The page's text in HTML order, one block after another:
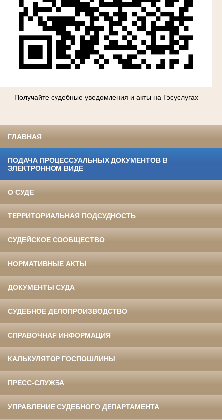
Получайте судебные уведомления и акты на Госуслугах
ГЛАВНАЯ
ПОДАЧА ПРОЦЕССУАЛЬНЫХ ДОКУМЕНТОВ В
ЭЛЕКТРОННОМ ВИДЕ
О СУДЕ
ТЕРРИТОРИАЛЬНАЯ ПОДСУДНОСТЬ
СУДЕЙСКОЕ СООБЩЕСТВО
НОРМАТИВНЫЕ АКТЫ
ДОКУМЕНТЫ СУДА
СУДЕБНОЕ ДЕЛОПРОИЗВОДСТВО
СПРАВОЧНАЯ ИНФОРМАЦИЯ
КАЛЬКУЛЯТОР ГОСПОШЛИНЫ
ПРЕСС-СЛУЖБА
УПРАВЛЕНИЕ СУДЕБНОГО ДЕПАРТАМЕНТА